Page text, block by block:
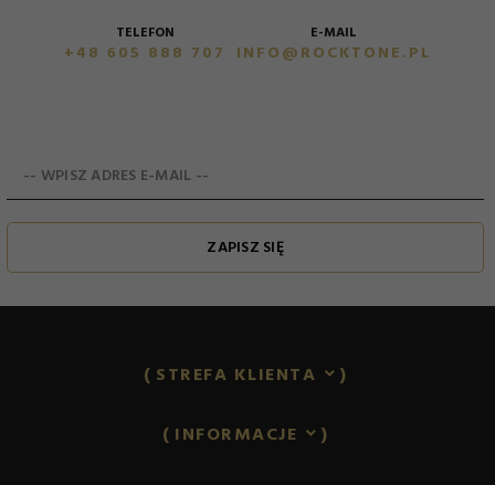
TELEFON
+48 605 888 707
E-MAIL
INFO@ROCKTONE.PL
-- WPISZ ADRES E-MAIL --
ZAPISZ SIĘ
STREFA KLIENTA
INFORMACJE